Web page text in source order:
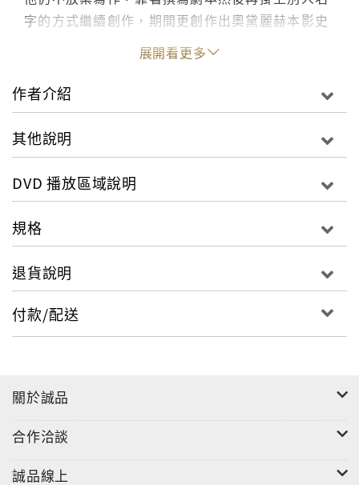
字的方式繼續創作，期間更創作出奧黛麗赫本影史
經典《羅馬假期》，一舉奪下奧斯卡大獎，但小金
人獎座上印的名字卻不是他。飽受打壓的達頓川波
誓與背叛他的好萊塢抗戰到底，讓自己在惡名昭彰
的「好萊塢黑名單」上除名…
關於電影
改編自好萊塢真人真事的《好萊塢的黑名單》（英
文片名：Trumbo），由《絕命毒師》金球獎影帝
布萊恩克雷斯頓精湛詮釋傳奇人物知名電影編劇達
頓川波，川波是寫出《羅馬假期》、《萬夫莫
敵》、《出埃及記》等曠世影史經典的大編劇家，
因被美國政府抹黑為共產激進份子而身敗名裂，原
本呼風喚雨的他竟成為1940年代電影界惡名昭彰
「好萊塢黑名單」的一員，在接下來的日子裡，他
筆下的《羅馬假期》甚至在當年奪下奧斯卡大獎
布萊恩克雷斯頓在戲中既瘋狂、敏感、又感性的演
技讓國際影評一致讚譽，在電影獎頒獎季時先是在
展開看更多
作者介紹
其他說明
DVD 播放區域說明
規格
退貨說明
付款/配送
關於誠品
合作洽談
誠品線上